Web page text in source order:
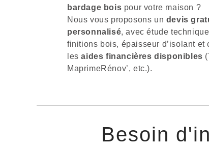
bardage bois pour votre maison ?
Nous vous proposons un devis
personnalisé, avec étude
finitions bois, épaisseur d’isolant et
lesaides financières disponibles
MaprimeRénov’, etc.).
Besoin